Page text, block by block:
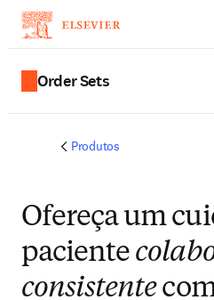
Order Sets
Produtos
Ofereça um
paciente
consistente